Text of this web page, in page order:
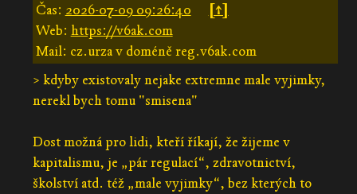
Čas: 2026-07-09 09:26:40
[↑]
Web: https://v6ak.com
Mail: cz.urza v doméně reg.v6ak.com
> kdyby existovaly nejake extremne male vyjimky,
nerekl bych tomu "smisena"
Dost možná pro lidi, kteří říkají, že žijeme v
kapitalismu, je „pár regulací“, zdravotnictví,
školství atd. též „male vyjimky“, bez kterých to